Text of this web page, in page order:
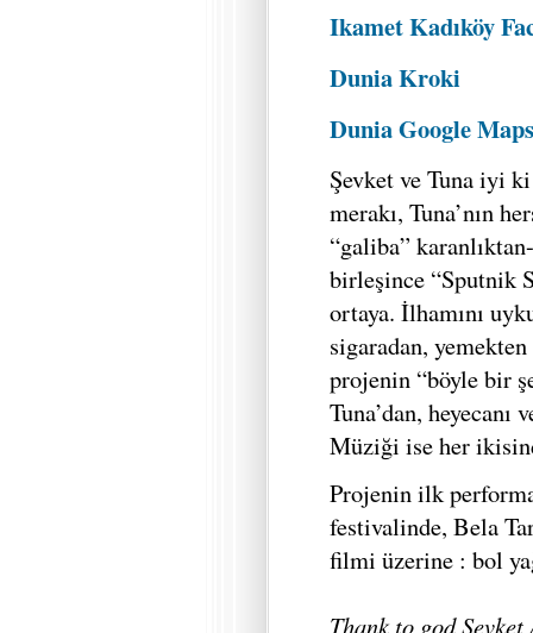
Ikamet Kadıköy
Dunia Kroki
Dunia Google Maps
Şevket ve Tuna iyi
merakı, Tuna’nın
“galiba”
birleşince “Sputnik
ortaya. İlhamını
sigaradan,
projenin “böyle bir
Tuna’dan, heyecanı
Müziği ise her
Projenin ilk
festivalinde, Bela
filmi üzerine : bol
Thank to god